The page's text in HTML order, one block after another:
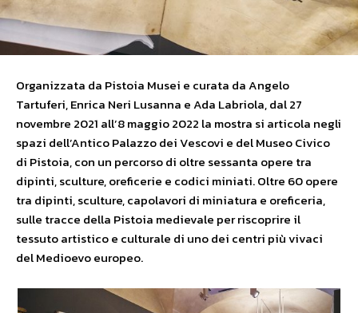
Organizzata da Pistoia Musei e curata da Angelo
Tartuferi, Enrica Neri Lusanna e Ada Labriola, dal 27
novembre 2021 all’8 maggio 2022 la mostra si articola negli
spazi dell’Antico Palazzo dei Vescovi e del Museo Civico
di Pistoia, con un percorso di oltre sessanta opere tra
dipinti, sculture, oreficerie e codici miniati. Oltre 60 opere
tra dipinti, sculture, capolavori di miniatura e oreficeria,
sulle tracce della Pistoia medievale per riscoprire il
tessuto artistico e culturale di uno dei centri più vivaci
del Medioevo europeo.